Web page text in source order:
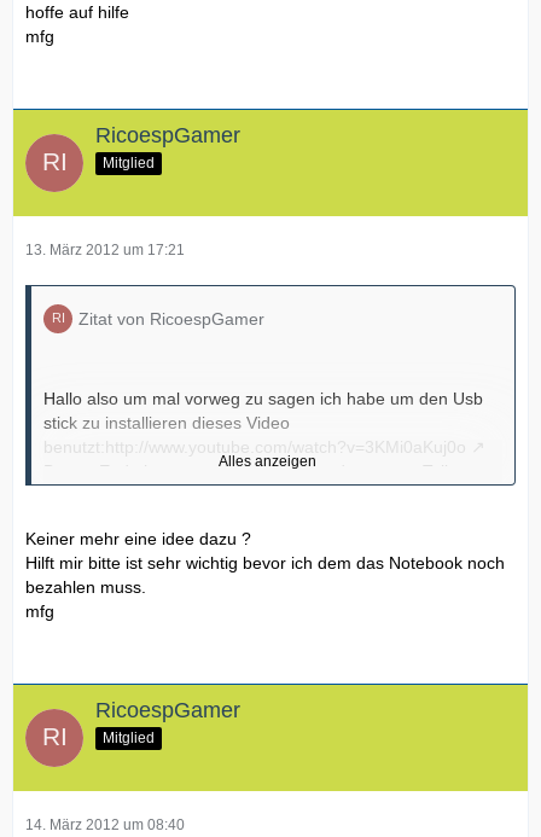
hoffe auf hilfe
mfg
RicoespGamer
Mitglied
13. März 2012 um 17:21
Zitat von RicoespGamer
Hallo also um mal vorweg zu sagen ich habe um den Usb
stick zu installieren dieses Video
benutzt: http://www.youtube.com/watch?v=3KMi0aKuj0o
Da am Ende hat sagt er das man erst den ersten Teil
:Windows could not start because the following file is
missing or corrupt:
\system32\hal.dll.
please re-install a copy of the above file.
internet gibt es zwar viele anleitungen aber die meisten sind
unter windows 7 und ich nutze windows xp ''
hoffe auf hilfe
mfg
Alles anzeigen
Keiner mehr eine idee dazu ?
Hilft mir bitte ist sehr wichtig bevor ich dem das Notebook noch
bezahlen muss.
mfg
RicoespGamer
Mitglied
14. März 2012 um 08:40